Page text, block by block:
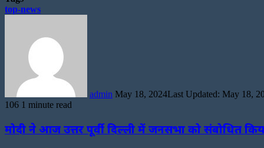
top-news
admin May 18, 2024Last Updated: May 18,
106 1 minute read
मोदी ने आज उत्तर पूर्वी दिल्ली में जनसभा को संबोधित